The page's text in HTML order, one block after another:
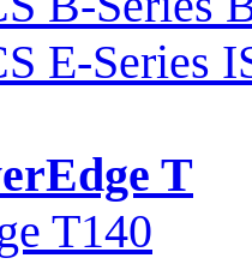
E-Series
T
T140